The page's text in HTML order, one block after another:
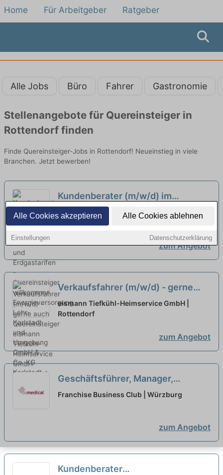
Alle Cookies akzeptieren Alle Cookies ablehnen
Einstellungen Datenschutzerklärung
Home Für Arbeitgeber Ratgeber
Alle Jobs Büro Fahrer Gastronomie
Stellenangebote für Quereinsteiger in
Rottendorf finden
Finde Quereinsteiger-Jobs in Rottendorf! Neueinstieg in viele
Branchen. Jetzt bewerben!
Kundenberater (m/w/d) im
Außendienst, Vertrieb von Strom-
und Erdgastarifen - Quereinsteiger
Energieversorgung Lohr-Karlstadt und
Umgebung GmbH & Co. KG | Karlstadt
zum Angebot
Verkaufsfahrer (m/w/d) - gerne
auch Quereinsteiger neu
eismann Tiefkühl-Heimservice GmbH |
Rottendorf
zum Angebot
Geschäftsführer, Manager,
Quereinsteiger, Macher als
Franchise Business Club | Würzburg
zum Angebot
Kundenberater